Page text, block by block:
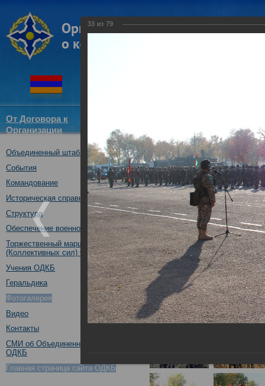
От Договора к
Организации
ОДКБ
Объединенный штаб ОДКБ
События
Командование
Историческая справка
Структура
Обеспечение военной безопасности
Торжественный марш Войск
(Коллективных сил) ОДКБ
Учения ОДКБ
Геральдика
Фотогалерея
Видео
Контакты
СМИ об Объединенном штабе
ОДКБ
Главная страница сайта ОДКБ
Открытие совместного
16.10.2017
33 из 79